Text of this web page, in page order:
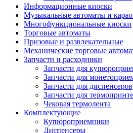
Информационные киоски
Музыкальные автоматы и
Многофункциональные киоски
Торговые автоматы
Призовые и развлекательные
Механические торговые
Запчасти и расходники
Запчасти для
Запчасти для
Запчасти для диспенсеров
Запчасти для
Чековая термолента
Комплектующие
Купюроприемники
Диспенсеры